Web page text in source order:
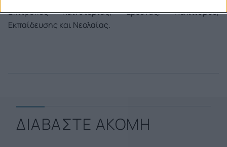
Επίτροπος Καινοτομίας, Έρευνας, Πολιτισμού,
Εκπαίδευσης και Νεολαίας.
ΔΙΑΒΑΣΤΕ ΑΚΟΜΗ